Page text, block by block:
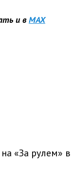
и в MAX
«За рулем» в